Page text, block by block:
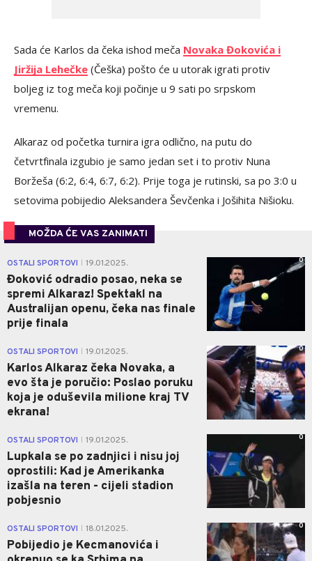
Sada će Karlos da čeka ishod meča Novaka Đokovića i
Jiržija Lehečke (Češka) pošto će u utorak igrati protiv
boljeg iz tog meča koji počinje u 9 sati po srpskom
vremenu.
Alkaraz od početka turnira igra odlično, na putu do
četvrtfinala izgubio je samo jedan set i to protiv Nuna
Boržeša (6:2, 6:4, 6:7, 6:2). Prije toga je rutinski, sa po 3:0 u
setovima pobijedio Aleksandera Ševčenka i Jošihita Nišioku.
MOŽDA ĆE VAS ZANIMATI
OSTALI SPORTOVI 19.01.2025.
Đoković odradio posao, neka se
spremi Alkaraz! Spektakl na
Australijan openu, čeka nas finale
prije finala
0
OSTALI SPORTOVI 19.01.2025.
Karlos Alkaraz čeka Novaka, a
evo šta je poručio: Poslao poruku
koja je oduševila milione kraj TV
ekrana!
0
OSTALI SPORTOVI 19.01.2025.
Lupkala se po zadnjici i nisu joj
oprostili: Kad je Amerikanka
izašla na teren - cijeli stadion
pobjesnio
0
OSTALI SPORTOVI 18.01.2025.
Pobijedio je Kecmanovića i
0